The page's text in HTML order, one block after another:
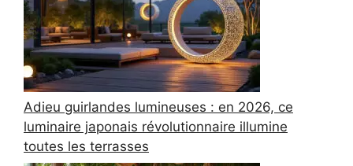
Adieu guirlandes lumineuses : en 2026, ce
luminaire japonais révolutionnaire illumine
toutes les terrasses